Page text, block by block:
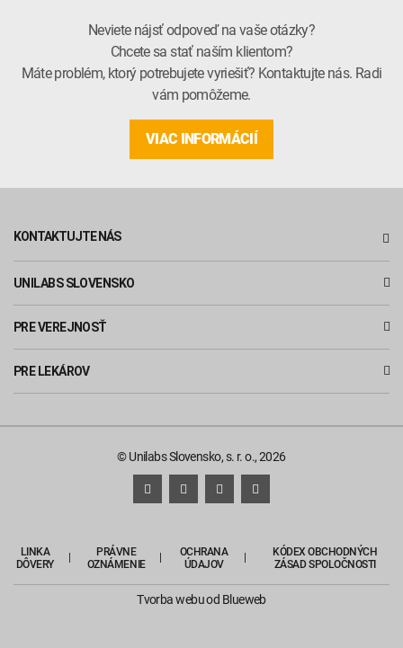
Neviete nájsť odpoveď na vaše otázky?
Chcete sa stať naším klientom?
Máte problém, ktorý potrebujete vyriešiť? Kontaktujte nás. Radi
vám pomôžeme.
VIAC INFORMÁCIÍ
KONTAKTUJTE NÁS
UNILABS SLOVENSKO
PRE VEREJNOSŤ
PRE LEKÁROV
© Unilabs Slovensko, s. r. o., 2026
LINKA
DÔVERY
PRÁVNE
OZNÁMENIE
OCHRANA
ÚDAJOV
KÓDEX OBCHODNÝCH
ZÁSAD SPOLOČNOSTI
Tvorba webuod Blueweb